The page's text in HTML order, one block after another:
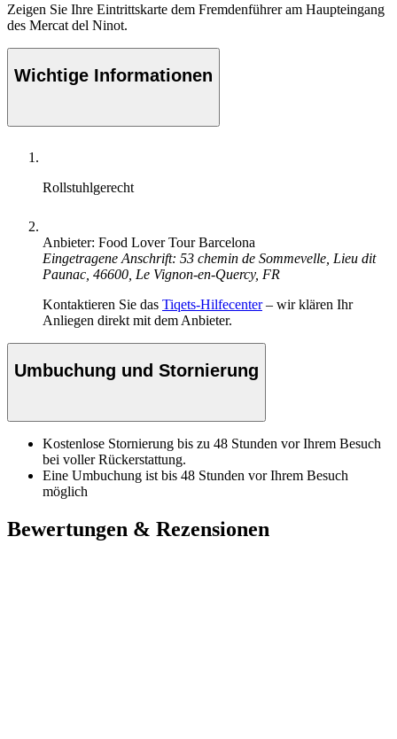
Zeigen Sie Ihre Eintrittskarte dem Fremdenführer am Haupteingang
des Mercat del Ninot.
Wichtige Informationen
Rollstuhlgerecht
Anbieter: Food Lover Tour Barcelona
Eingetragene Anschrift: 53 chemin de Sommevelle, Lieu dit
Paunac, 46600, Le Vignon-en-Quercy, FR
Kontaktieren Sie das Tiqets-Hilfecenter– wir klären Ihr
Anliegen direkt mit dem Anbieter.
Umbuchung und Stornierung
Kostenlose Stornierung bis zu 48 Stunden vor Ihrem Besuch
bei voller Rückerstattung.
Eine Umbuchung ist bis 48 Stunden vor Ihrem Besuch
möglich
Bewertungen & Rezensionen